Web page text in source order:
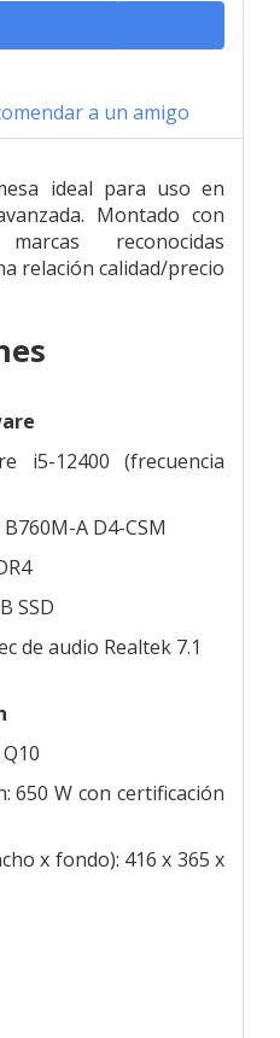
a un amigo
ideal para uso en
Montado con
reconocidas
relación calidad/precio
i5-12400 (frecuencia
A D4-CSM
SSD
de audio Realtek 7.1
650 W con certificación
x fondo): 416 x 365 x